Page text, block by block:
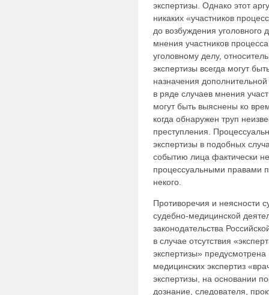
экспертизы. Однако этот
никаких «участников
до возбуждения уголовного
мнения участников
уголовному делу,
экспертизы всегда могут
назначения
в ряде случаев мнения
могут быть выяснены ко
когда обнаружен труп
преступления.
экспертизы в подобных
событию лица фактически
процессуальными правами
некого.
Противоречия и неясности
судебно-медицинской
законодательства
в случае отсутствия
экспертизы»
медицинских экспертиз
экспертизы, на основании
дознание, следователя,